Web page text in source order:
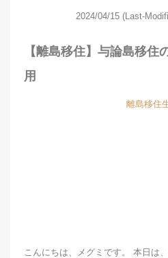
2024/04/15 (Last-
【離島移住】与論島移住
用
離島移住
こんにちは、メグミです。 本日は